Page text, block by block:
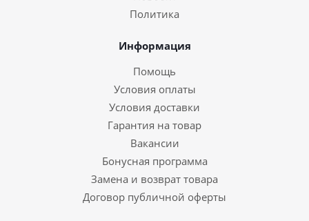
Политика
Информация
Помощь
Условия оплаты
Условия доставки
Гарантия на товар
Вакансии
Бонусная программа
Замена и возврат товара
Договор публичной оферты